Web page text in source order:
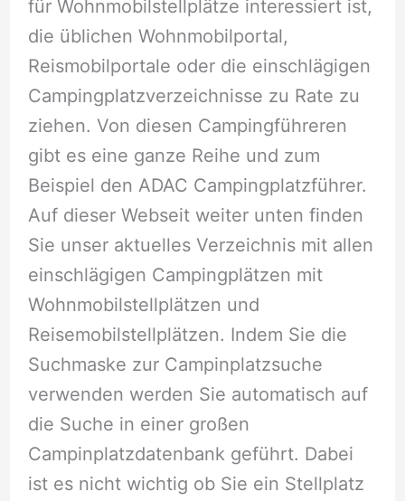
für Wohnmobilstellplätze interessiert ist,
die üblichen Wohnmobilportal,
Reismobilportale oder die einschlägigen
Campingplatzverzeichnisse zu Rate zu
ziehen. Von diesen Campingführeren
gibt es eine ganze Reihe und zum
Beispiel den ADAC Campingplatzführer.
Auf dieser Webseit weiter unten finden
Sie unser aktuelles Verzeichnis mit allen
einschlägigen Campingplätzen mit
Wohnmobilstellplätzen und
Reisemobilstellplätzen. Indem Sie die
Suchmaske zur Campinplatzsuche
verwenden werden Sie automatisch auf
die Suche in einer großen
Campinplatzdatenbank geführt. Dabei
ist es nicht wichtig ob Sie ein Stellplatz